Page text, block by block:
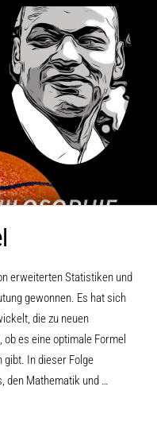
erweiterten Statistiken und
gewonnen. Es hat sich
die zu neuen
es eine optimale Formel
gibt. In dieser Folge
den Mathematik und …